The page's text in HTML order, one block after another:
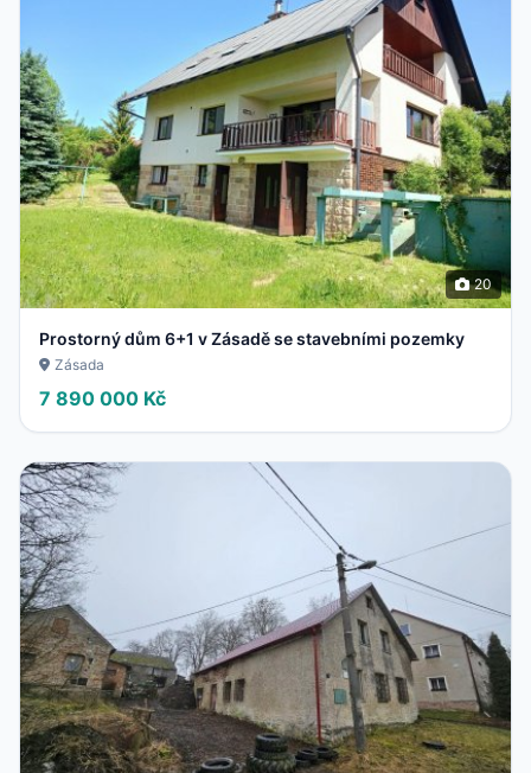
20
Prostorný dům 6+1 v Zásadě se stavebními pozemky
Zásada
7 890 000 Kč